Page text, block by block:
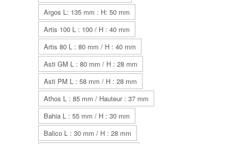
Argos L: 135 mm : H: 50 mm
Artis 100 L : 100 / H : 40 mm
Artis 80 L : 80 mm / H : 40 mm
Asti GM L : 80 mm / H : 28 mm
Asti PM L : 58 mm / H : 28 mm
Athos L : 85 mm / Hauteur : 37 mm
Bahia L : 55 mm / H : 30 mm
Balico L : 30 mm / H : 28 mm